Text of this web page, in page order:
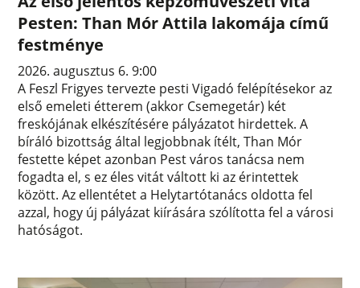
Pesten: Than Mór Attila lakomája című
festménye
2026. augusztus 6. 9:00
A Feszl Frigyes tervezte pesti Vigadó felépítésekor az
első emeleti étterem (akkor Csemegetár) két
freskójának elkészítésére pályázatot hirdettek. A
bíráló bizottság által legjobbnak ítélt, Than Mór
festette képet azonban Pest város tanácsa nem
fogadta el, s ez éles vitát váltott ki az érintettek
között. Az ellentétet a Helytartótanács oldotta fel
azzal, hogy új pályázat kiírására szólította fel a városi
hatóságot.